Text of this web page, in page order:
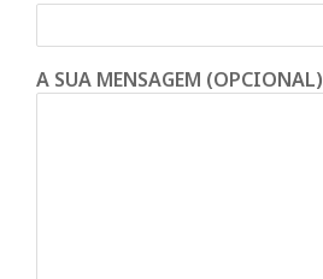
A SUA MENSAGEM (OPCIONAL)